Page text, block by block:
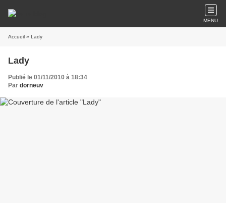
MENU
Accueil » Lady
Lady
Publié le 01/11/2010 à 18:34
Par dorneuv